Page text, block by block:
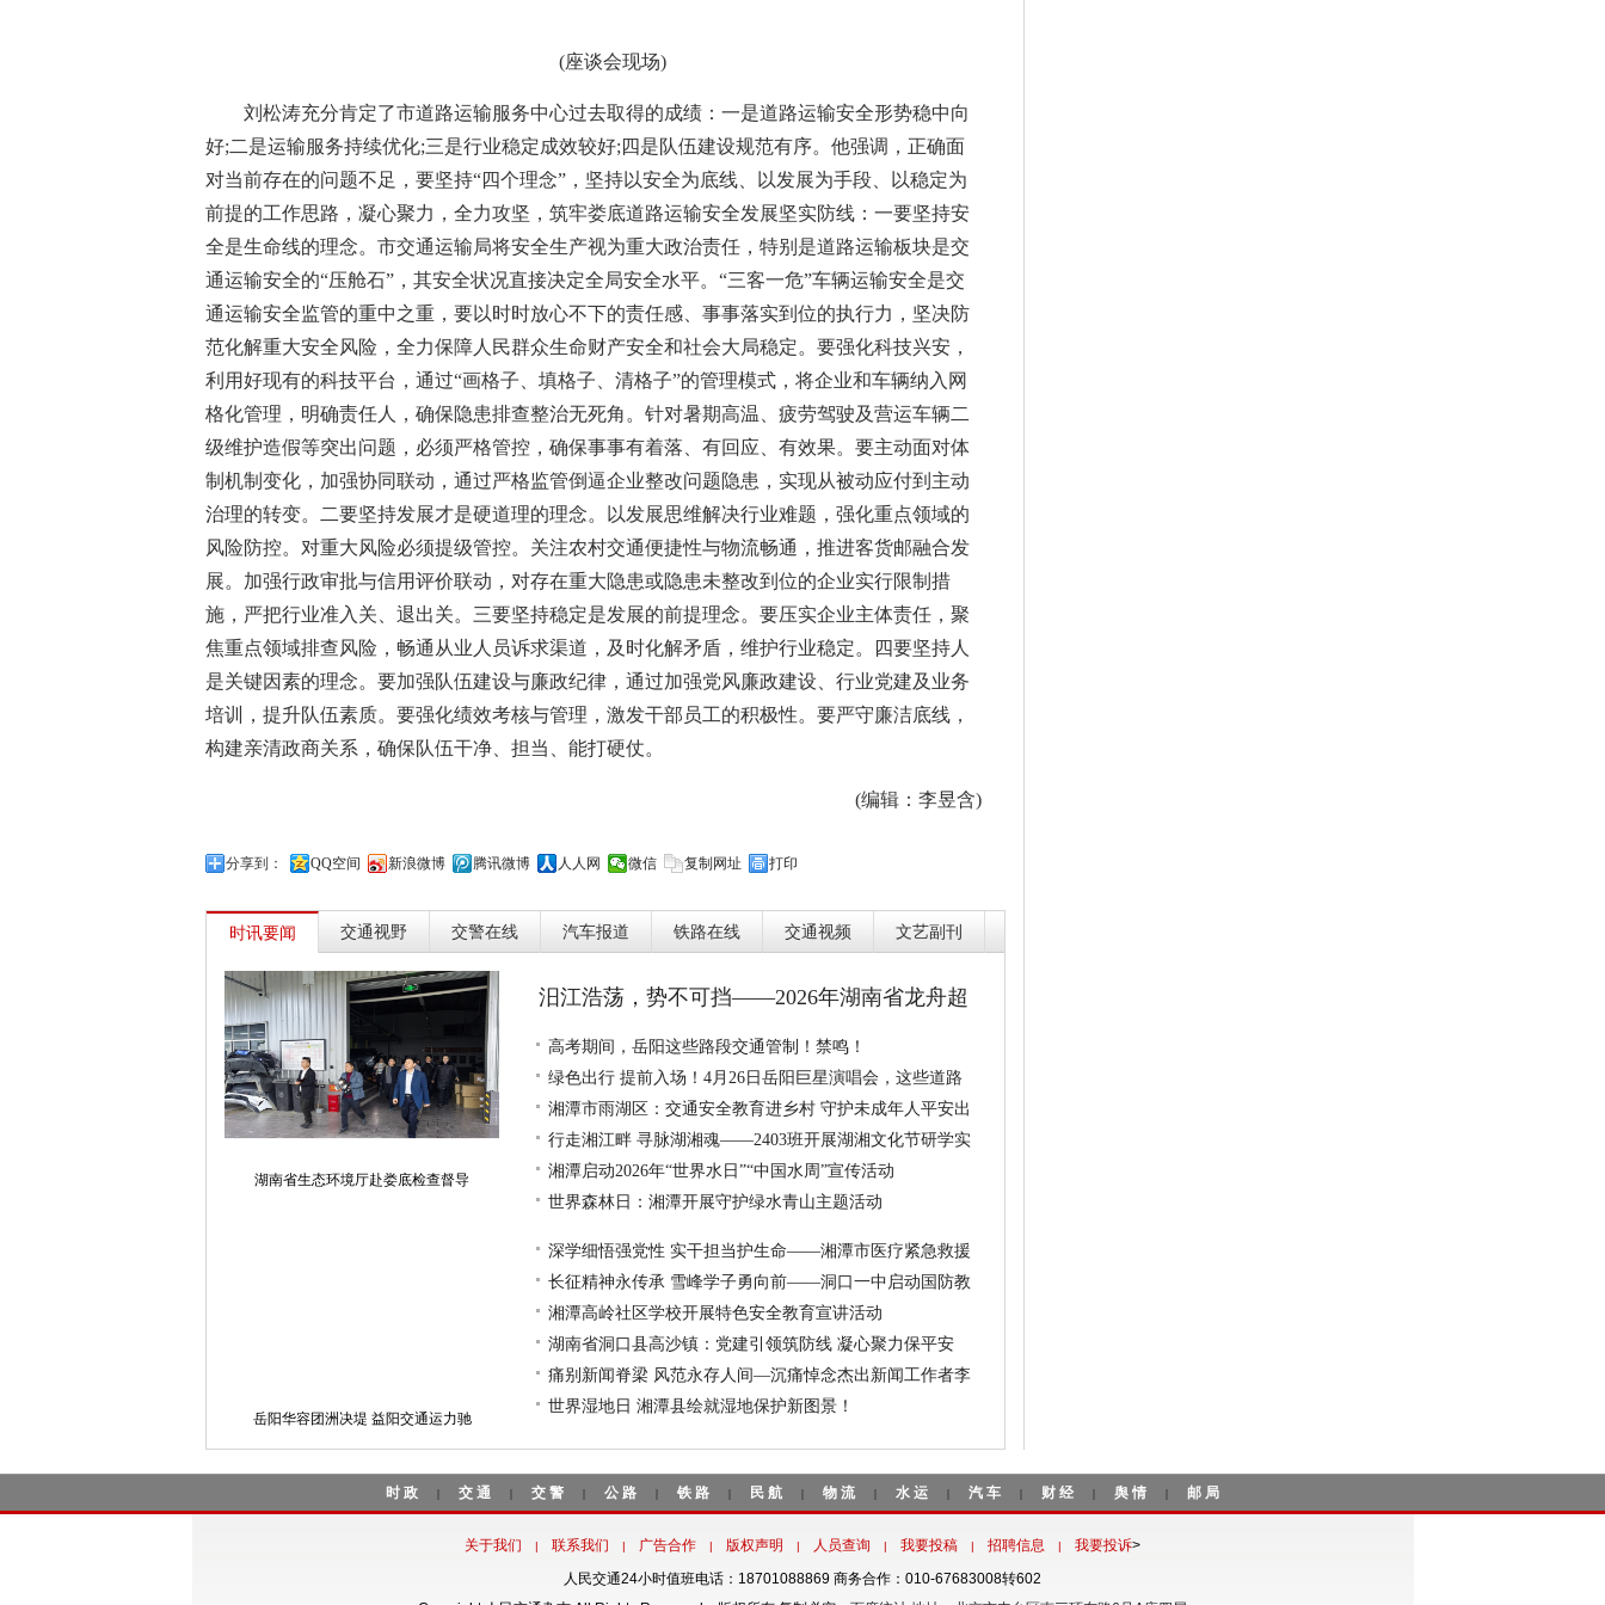
(座谈会现场)
刘松涛充分肯定了市道路运输服务中心过去取得的成绩：一是道路运输安全形势稳中向
好;二是运输服务持续优化;三是行业稳定成效较好;四是队伍建设规范有序。他强调，正确面
对当前存在的问题不足，要坚持“四个理念”，坚持以安全为底线、以发展为手段、以稳定为
前提的工作思路，凝心聚力，全力攻坚，筑牢娄底道路运输安全发展坚实防线：一要坚持安
全是生命线的理念。市交通运输局将安全生产视为重大政治责任，特别是道路运输板块是交
通运输安全的“压舱石”，其安全状况直接决定全局安全水平。“三客一危”车辆运输安全是交
通运输安全监管的重中之重，要以时时放心不下‌的责任感、事事落实到位的执行力，坚决防
范化解重大安全风险，全力保障人民群众生命财产安全和社会大局稳定。‌要强化科技兴安，
利用好现有的科技平台，通过“画格子、填格子、清格子”的管理模式，将企业和车辆纳入网
格化管理，明确责任人，确保隐患排查整治无死角。针对暑期高温、疲劳驾驶及营运车辆二
级维护造假等突出问题，必须严格管控，确保事事有着落、有回应、有效果。要主动面对体
制机制变化，加强协同联动，通过严格监管倒逼企业整改问题隐患，实现从被动应付到主动
治理的转变。二要坚持发展才是硬道理的理念。以发展思维解决行业难题，强化重点领域的
风险防控。对重大风险必须提级管控。关注农村交通便捷性与物流畅通，推进客货邮融合发
展。加强行政审批与信用评价联动，对存在重大隐患或隐患未整改到位的企业实行限制措
施，严把行业准入关、退出关。三要坚持稳定是发展的前提理念。要压实企业主体责任，聚
焦重点领域排查风险，畅通从业人员诉求渠道，及时化解矛盾，维护行业稳定。四要坚持人
是关键因素的理念。要加强队伍建设与廉政纪律，通过加强党风廉政建设、行业党建及业务
培训，提升队伍素质。要强化绩效考核与管理，激发干部员工的积极性。要严守廉洁底线，
构建亲清政商关系，确保队伍干净、担当、能打硬仗。
(编辑：李昱含)
分享到： QQ空间 新浪微博 腾讯微博 人人网 微信 复制网址 打印
时讯要闻 交通视野 交警在线 汽车报道 铁路在线 交通视频 文艺副刊
湖南省生态环境厅赴娄底检查督导
岳阳华容团洲决堤 益阳交通运力驰
汨江浩荡，势不可挡——2026年湖南省龙舟超
高考期间，岳阳这些路段交通管制！禁鸣！
绿色出行 提前入场！4月26日岳阳巨星演唱会，这些道路
湘潭市雨湖区：交通安全教育进乡村 守护未成年人平安出
行走湘江畔 寻脉湖湘魂——2403班开展湖湘文化节研学实
湘潭启动2026年“世界水日”“中国水周”宣传活动
世界森林日：湘潭开展守护绿水青山主题活动
深学细悟强党性 实干担当护生命——湘潭市医疗紧急救援
长征精神永传承 雪峰学子勇向前——洞口一中启动国防教
湘潭高岭社区学校开展特色安全教育宣讲活动
湖南省洞口县高沙镇：党建引领筑防线 凝心聚力保平安
痛别新闻脊梁 风范永存人间—沉痛悼念杰出新闻工作者李
世界湿地日 湘潭县绘就湿地保护新图景！
时政 | 交通 | 交警 | 公路 | 铁路 | 民航 | 物流 | 水运 | 汽车 | 财经 | 舆情 | 邮局
关于我们 | 联系我们 | 广告合作 | 版权声明 | 人员查询 | 我要投稿 | 招聘信息 | 我要投诉>
人民交通24小时值班电话：18701088869 商务合作：010-67683008转602